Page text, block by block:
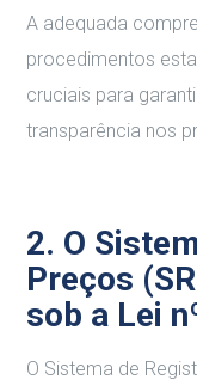
A adequada
procedimentos
cruciais para
transparência nos
2. O
Preços
sob a Lei
O Sistema de